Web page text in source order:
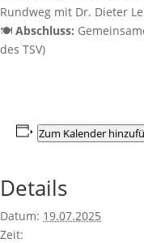
Rundweg mit Dr. Dieter
🍽️ Abschluss:
des TSV)
Zum Kalender
Details
Datum: 19.07.2025
Zeit: